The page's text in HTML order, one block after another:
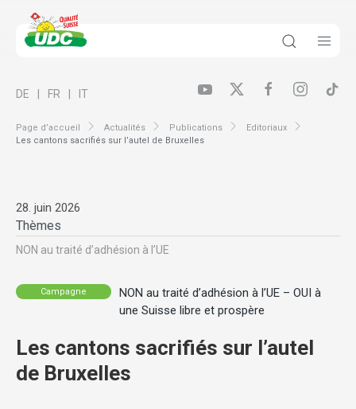
Page d’accueil Actualités Publications
Editoriaux
Les cantons sacrifiés sur l’autel de Bruxelles
DE FR IT
28. juin 2026
Thèmes
NON au traité d’adhésion à l’UE
Campagne
NON au traité d’adhésion à l’UE – OUI à
une Suisse libre et prospère
Les cantons sacrifiés sur l’autel
de Bruxelles